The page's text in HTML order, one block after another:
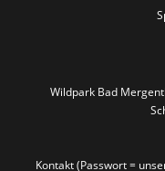
Wildpark Bad
Kontakt (Passwort =